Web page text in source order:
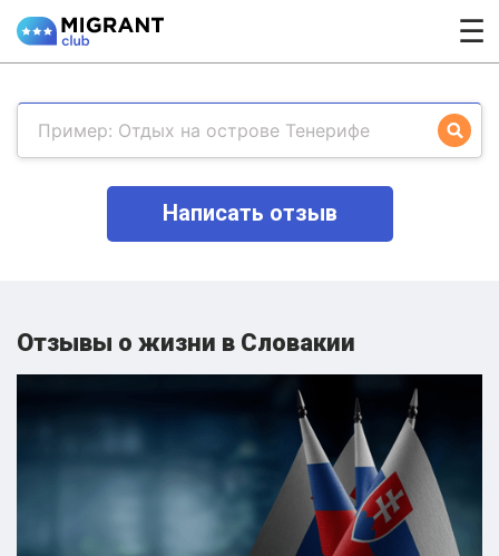
☰
Написать отзыв
Отзывы о жизни в Словакии